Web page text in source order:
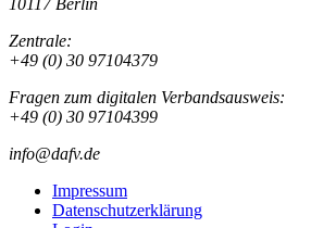
Zentrale:
+49 (0) 30 97104379
Fragen zum digitalen Verbandsausweis:
+49 (0) 30 97104399
info@dafv.de
Impressum
Datenschutzerklärung